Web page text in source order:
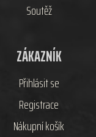
Soutěž
ZÁKAZNÍK
Přihlásit se
Registrace
Nákupní košík